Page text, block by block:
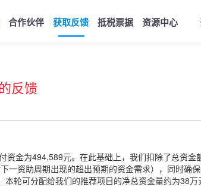
合作伙伴 获取反馈 抵税票据 资源中心
反馈
金为494,589元。在此基础上，我们扣除了总资金
一资助周期出现的超出预期的资金需求），同时确
轮可分配给我们的推荐项目的净总资金量约为38万